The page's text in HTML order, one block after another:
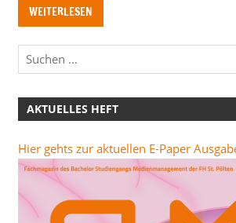
WEITERLESEN
AKTUELLES HEFT
Hier gehts zur aktuellen E-Paper